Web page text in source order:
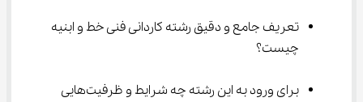
تعریف جامع و دقیق رشته کاردانی فنی خط و ابنیه
چیست؟
برای ورود به این رشته چه شرایط و ظرفیت‌هایی